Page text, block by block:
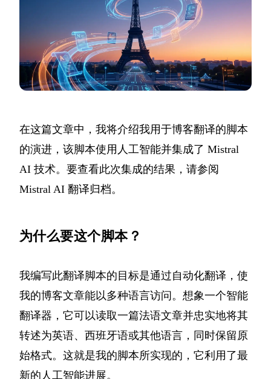
在这篇文章中，我将介绍我用于博客翻译的脚本
的演进，该脚本使用人工智能并集成了 Mistral
AI 技术。要查看此次集成的结果，请参阅
Mistral AI 翻译归档。
为什么要这个脚本？
我编写此翻译脚本的目标是通过自动化翻译，使
我的博客文章能以多种语言访问。想象一个智能
翻译器，它可以读取一篇法语文章并忠实地将其
转述为英语、西班牙语或其他语言，同时保留原
始格式。这就是我的脚本所实现的，它利用了最
新的人工智能进展。